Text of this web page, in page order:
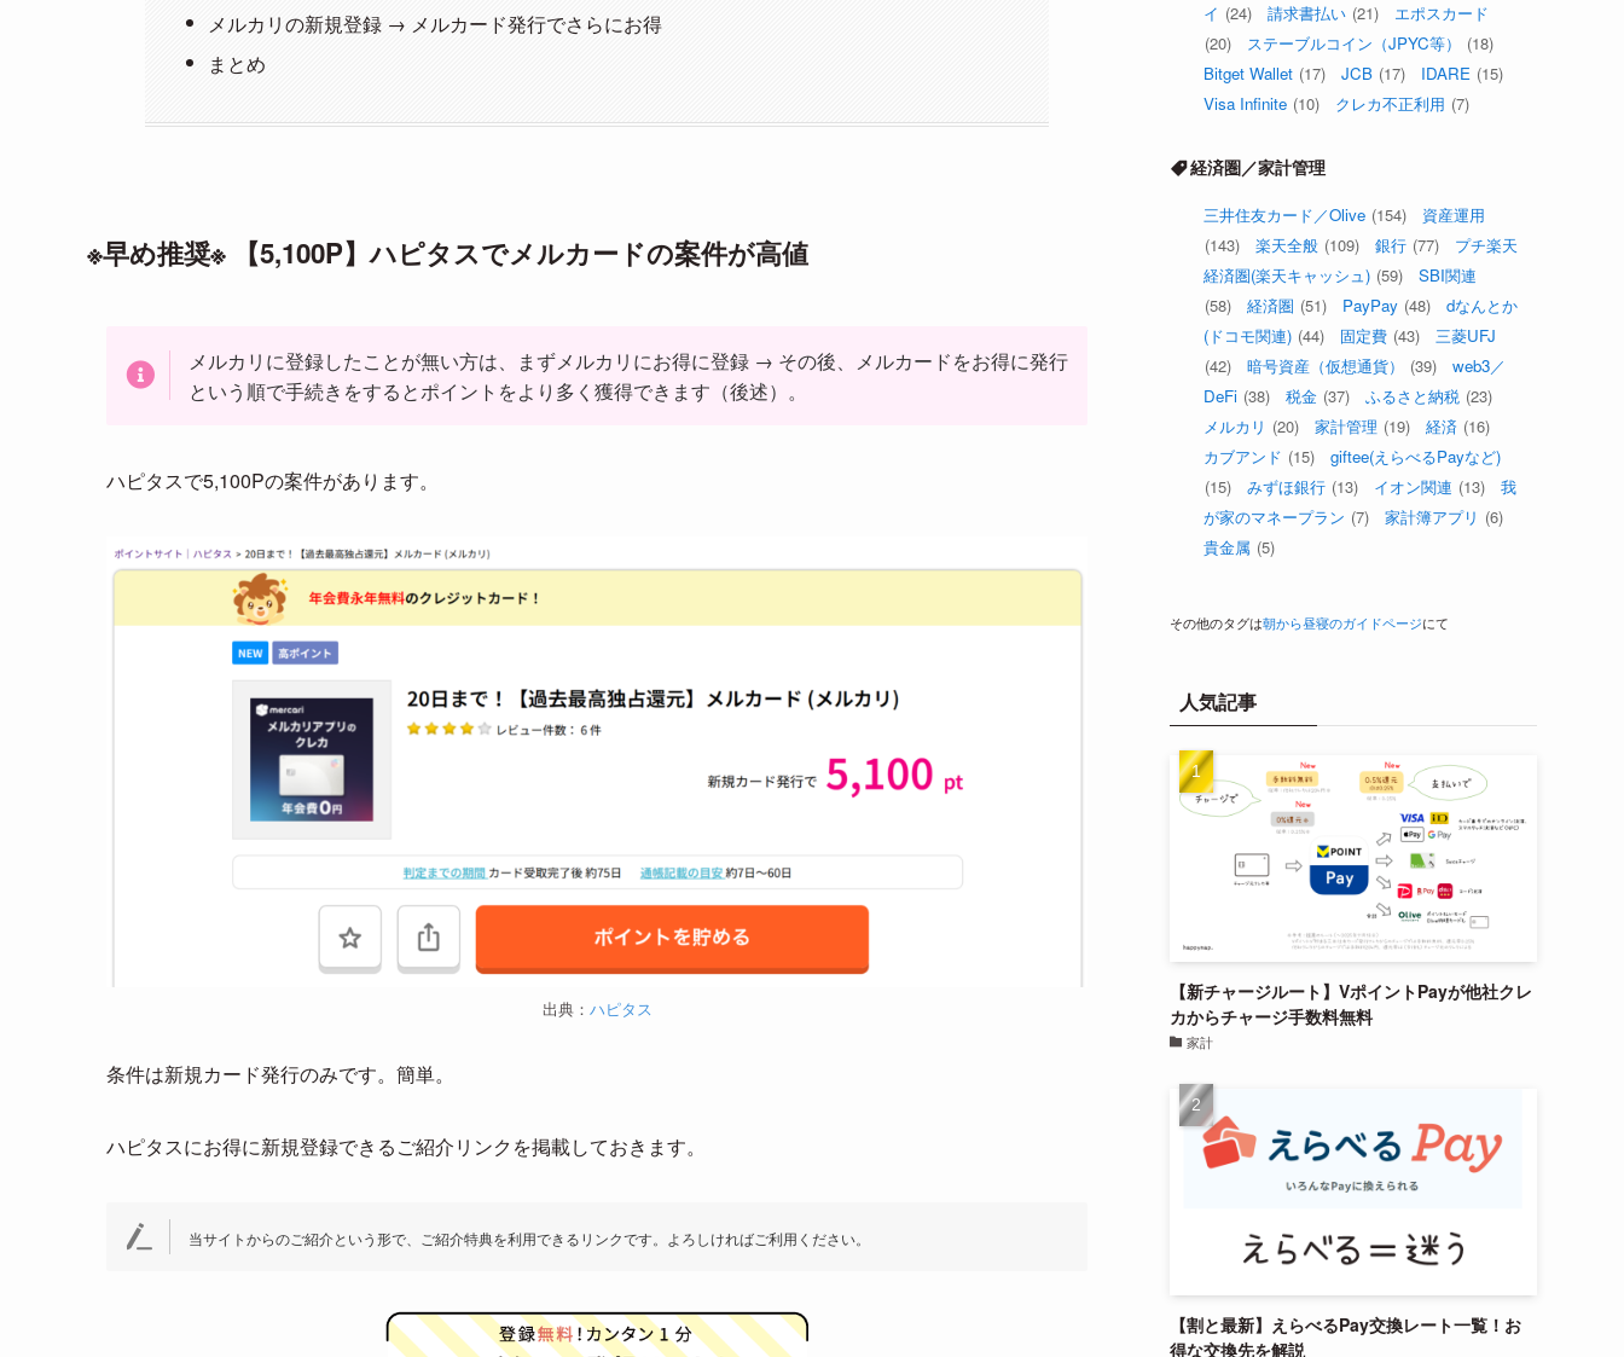
メルカリの新規登録 → メルカード発行でさらにお得
まとめ
※早め推奨※ 【5,100P】ハピタスでメルカードの案件が高値
メルカリに登録したことが無い方は、まずメルカリにお得に登録 → その後、メルカードをお得に発行
という順で手続きをするとポイントをより多く獲得できます（後述）。
ハピタスで5,100Pの案件があります。
出典： ハピタス
条件は新規カード発行のみです。簡単。
ハピタスにお得に新規登録できるご紹介リンクを掲載しておきます。
当サイトからのご紹介という形で、ご紹介特典を利用できるリンクです。よろしければご利用ください。
イ (24) 請求書払い (21)
エポスカード
(20)
ステーブルコイン（JPYC等）
(18)
Bitget Wallet (17) JCB (17) IDARE (15)
Visa Infinite (10) クレカ不正利用 (7)
経済圏／家計管理
三井住友カード／Olive (154)
資産運用
(143)
楽天全般 (109) 銀行 (77)
プチ楽天
経済圏(楽天キャッシュ) (59)
SBI関連
(58)
経済圏 (51) PayPay (48)
dなんとか
(ドコモ関連) (44) 固定費 (43)
三菱UFJ
(42)
暗号資産（仮想通貨） (39)
web3／
DeFi (38) 税金 (37) ふるさと納税 (23)
メルカリ (20) 家計管理 (19) 経済 (16)
カブアンド (15)
giftee(えらべるPayなど)
(15)
みずほ銀行 (13) イオン関連 (13)
我
が家のマネープラン (7) 家計簿アプリ (6)
貴金属 (5)
その他のタグは朝から昼寝のガイドページにて
人気記事
【新チャージルート】VポイントPayが他社クレ
カからチャージ手数料無料
家計
【割と最新】えらべるPay交換レート一覧！お
得な交換先を解説